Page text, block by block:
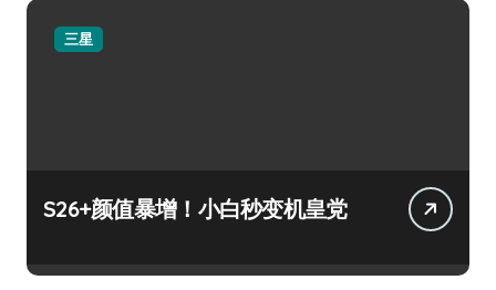
三星
S26+颜值暴增！小白秒变机皇党